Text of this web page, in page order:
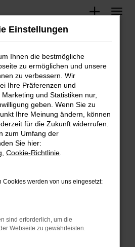
Error
aufgetreten.
die dir helfen können:
Firewall und deine
zum Beispiel
wie Werbeblocker,
bestimmter Seiten
die Seite in einem
Einstellungen
Ihnen die bestmögliche
zu ermöglichen und unsere
zu verbessern. Wir
Ihre Präferenzen und
und Statistiken nur,
geben. Wenn Sie zu
Ihre Meinung ändern, können
für die Zukunft widerrufen.
zum Umfang der
Sie hier:
Cookie-Richtlinie
Cookies werden von uns eingesetzt:
sind erforderlich, um die
Webseite zu gewährleisten.